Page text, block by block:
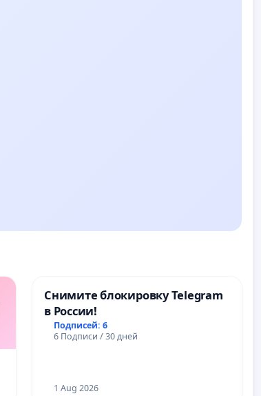
Снимите блокировку Telegram
в России!
Подписей: 6
6 Подписи / 30 дней
1 Aug 2026